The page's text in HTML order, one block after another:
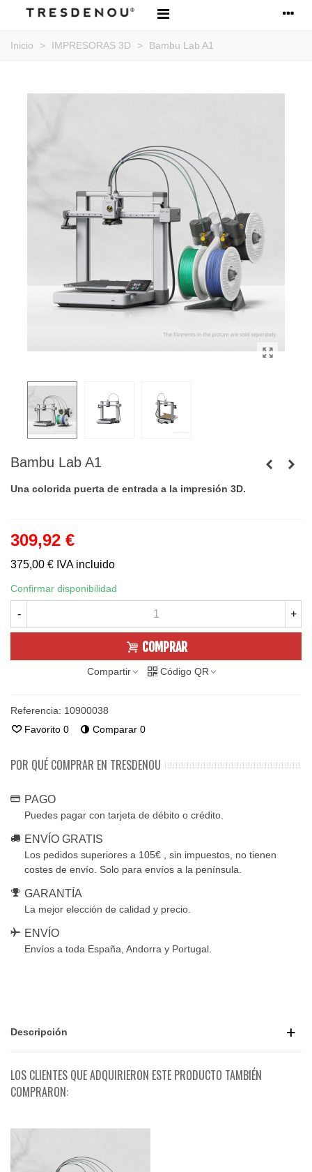
Inicio > IMPRESORAS 3D > Bambu Lab A1
Bambu Lab A1
Una colorida puerta de entrada a la impresión 3D.
309,92 €
375,00 € IVA incluido
Confirmar disponibilidad
- +
COMPRAR
Compartir Código QR
Referencia: 10900038
Favorito 0 Comparar 0
POR QUÉ COMPRAR EN TRESDENOU
PAGO
Puedes pagar con tarjeta de débito o crédito.
ENVÍO GRATIS
Los pedidos superiores a 105€ , sin impuestos, no tienen
costes de envío. Solo para envíos a la península.
GARANTÍA
La mejor elección de calidad y precio.
ENVÍO
Envíos a toda España, Andorra y Portugal.
Descripción
LOS CLIENTES QUE ADQUIRIERON ESTE PRODUCTO TAMBIÉN
COMPRARON: